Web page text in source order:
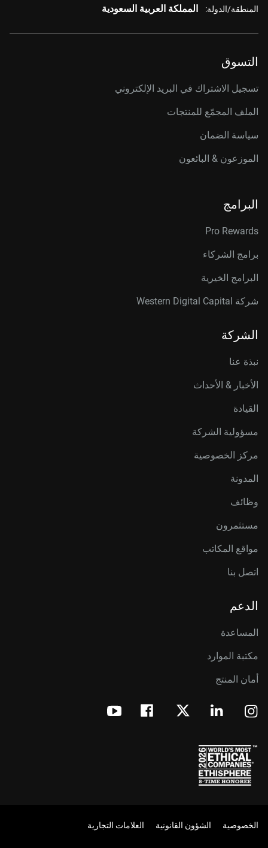
المنطقة/الدولة: المملكة العربية السعودية
التسوق
تسجيل الاشتراك في البريد الإلكتروني
الملف المجمّع للمنتجات
سياسة الضمان
الموزعون & البائعون
البرامج
Pro Rewards
برامج الشركاء
البرامج الخيرية
شركة Western Digital Capital
الشركة
نبذة عنا
الأخبار & الأحداث
القيادة
مسؤولية الشركة
مركز الخصوصية
المدونة
وظائف
مستثمرون
مواقع المكاتب
اتصل بنا
الدعم
المساعدة
مكتبة الموارد
أمان المنتج
الخصوصية الشؤون القانونية العلامات التجارية